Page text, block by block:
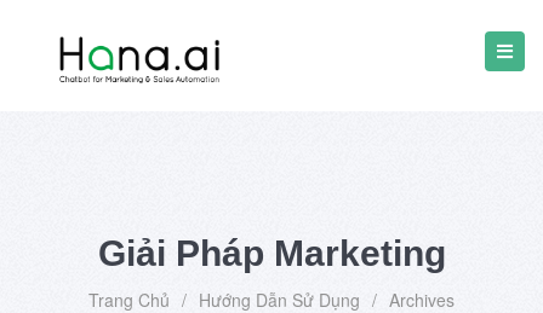
Giải Pháp Marketing
Trang Chủ / Hướng Dẫn Sử Dụng / Archives